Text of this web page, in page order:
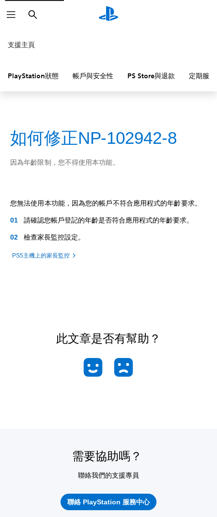
搜
尋
支援主頁
PlayStation狀態 帳戶與安全性 PS Store與退款 定期服務
如何修正NP-102942-8
因為年齡限制，您不得使用本功能。
您無法使用本功能，因為您的帳戶不符合應用程式的年齡要求。
請確認您帳戶登記的年齡是否符合應用程式的年齡要求。
檢查家長監控設定。
PS5主機上的家長監控
此文章是否有幫助？
需要協助嗎？
聯絡我們的支援專員
聯絡 PlayStation 服務中心